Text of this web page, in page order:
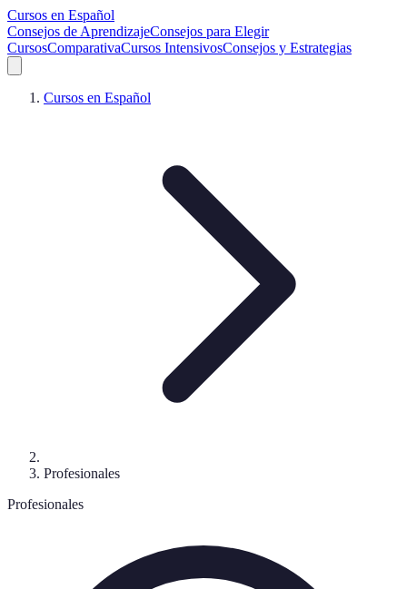
Cursos en Español
Consejos de AprendizajeConsejos para Elegir
CursosComparativaCursos IntensivosConsejos y Estrategias
Cursos en Español
Profesionales
Profesionales